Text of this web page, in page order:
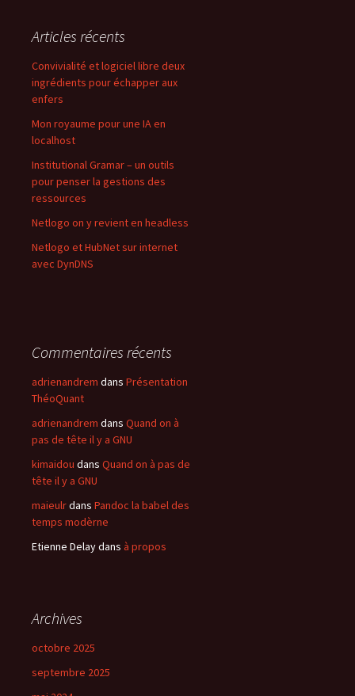
Articles récents
Convivialité et logiciel libre deux
ingrédients pour échapper aux
enfers
Mon royaume pour une IA en
localhost
Institutional Gramar – un outils
pour penser la gestions des
ressources
Netlogo on y revient en headless
Netlogo et HubNet sur internet
avec DynDNS
Commentaires récents
adrienandrem dans Présentation
ThéoQuant
adrienandrem dans Quand on à
pas de tête il y a GNU
kimaidou dans Quand on à pas de
tête il y a GNU
maieulrdans Pandoc la babel des
temps modèrne
Etienne Delaydans à propos
Archives
octobre 2025
septembre 2025